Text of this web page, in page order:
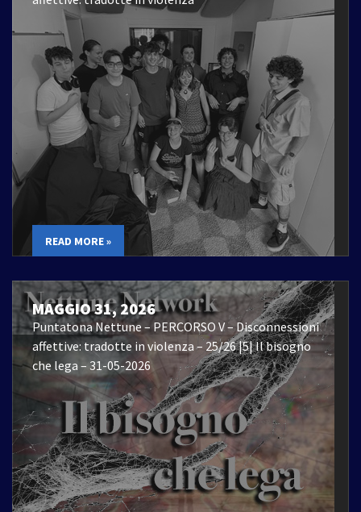
READ MORE »
MAGGIO 31, 2026
Puntatona Nettune – PERCORSO V – Disconnessioni
affettive: tradotte in violenza – 25/26 |5| Il bisogno
che lega – 31-05-2026